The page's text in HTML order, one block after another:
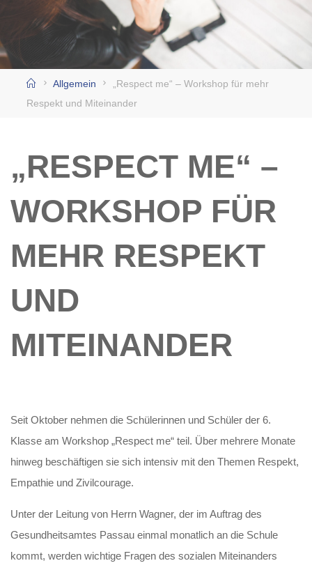
HomeAllgemein
„Respect me“ – Workshop für mehr
Respekt und Miteinander
„RESPECT ME“ –
WORKSHOP FÜR
MEHR RESPEKT
UND
MITEINANDER
Seit Oktober nehmen die Schülerinnen und Schüler der 6.
Klasse am Workshop „Respect me“ teil. Über mehrere Monate
hinweg beschäftigen sie sich intensiv mit den Themen Respekt,
Empathie und Zivilcourage.
Unter der Leitung von Herrn Wagner, der im Auftrag des
Gesundheitsamtes Passau einmal monatlich an die Schule
kommt, werden wichtige Fragen des sozialen Miteinanders